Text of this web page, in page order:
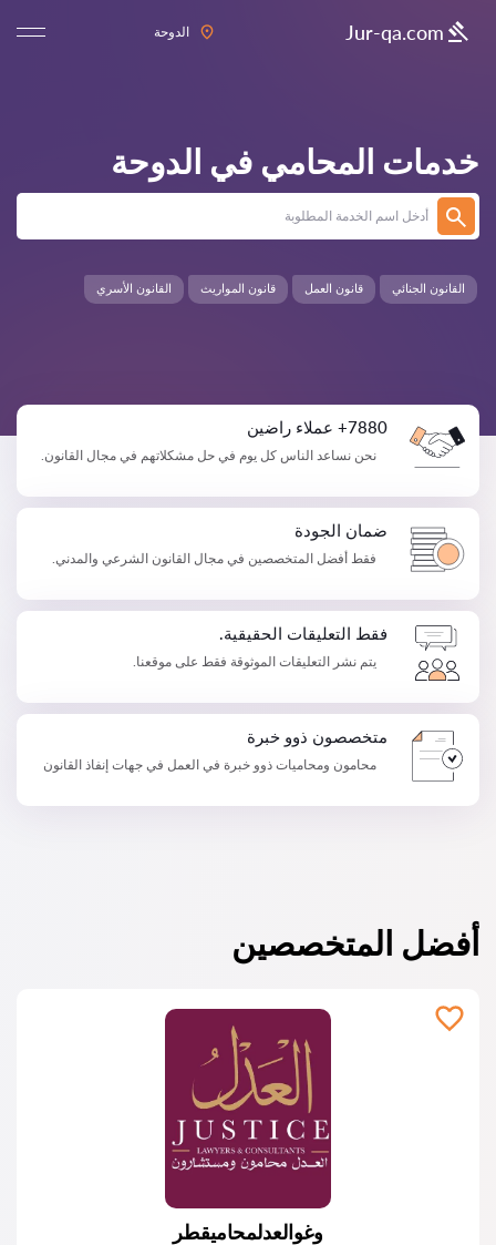
Jur-qa.com الدوحة
خدمات المحامي في الدوحة
القانون الأسري القانون الجنائي قانون العمل قانون المواريث
7880+ عملاء راضين
نحن نساعد الناس كل يوم في حل مشكلاتهم في مجال القانون.
ضمان الجودة
فقط أفضل المتخصصين في مجال القانون الشرعي والمدني.
فقط التعليقات الحقيقية.
يتم نشر التعليقات الموثوقة فقط على موقعنا.
متخصصون ذوو خبرة
محامون ومحاميات ذوو خبرة في العمل في جهات إنفاذ القانون
أفضل المتخصصين
وغوالعدلمحاميقطر